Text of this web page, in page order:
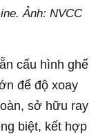
Ảnh: NVCC
cấu hình ghế
để độ xoay
sở hữu ray
biệt, kết hợp